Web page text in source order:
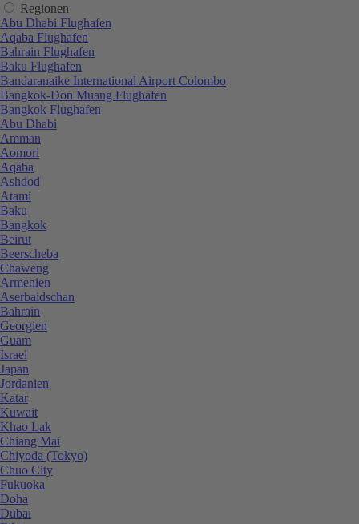
Regionen
Abu Dhabi Flughafen
Aqaba Flughafen
Bahrain Flughafen
Baku Flughafen
Bandaranaike International Airport Colombo
Bangkok-Don Muang Flughafen
Bangkok Flughafen
Abu Dhabi
Amman
Aomori
Aqaba
Ashdod
Atami
Baku
Bangkok
Beirut
Beerscheba
Chaweng
Armenien
Aserbaidschan
Bahrain
Georgien
Guam
Israel
Japan
Jordanien
Katar
Kuwait
Khao Lak
Chiang Mai
Chiyoda (Tokyo)
Chuo City
Fukuoka
Doha
Dubai